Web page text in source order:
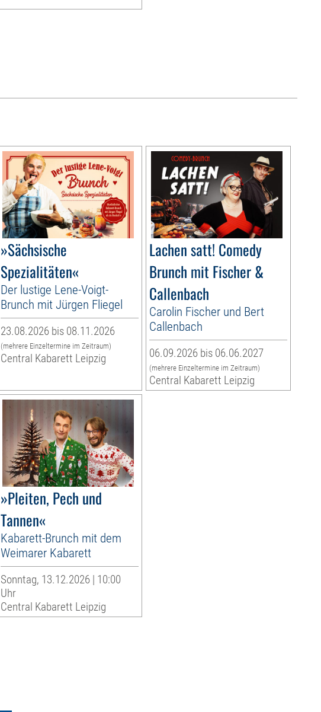
»Sächsische
Spezialitäten«
Der lustige Lene-Voigt-
Brunch mit Jürgen Fliegel
23.08.2026 bis 08.11.2026
(mehrere Einzeltermine im Zeitraum)
Central Kabarett Leipzig
Lachen satt! Comedy
Brunch mit Fischer &
Callenbach
Carolin Fischer und Bert
Callenbach
06.09.2026 bis 06.06.2027
(mehrere Einzeltermine im Zeitraum)
Central Kabarett Leipzig
»Pleiten, Pech und
Tannen«
Kabarett-Brunch mit dem
Weimarer Kabarett
Sonntag, 13.12.2026 | 10:00
Uhr
Central Kabarett Leipzig